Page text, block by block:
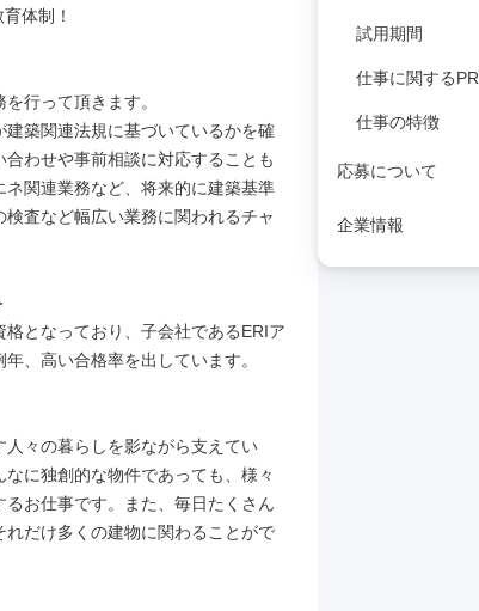
体制！
行って頂きます。
築関連法規に基づいているかを確
わせや事前相談に対応することも
関連業務など、将来的に建築基準
査など幅広い業務に関われるチャ
となっており、子会社であるERIア
、高い合格率を出しています。
々の暮らしを影ながら支えてい
に独創的な物件であっても、様々
お仕事です。また、毎日たくさん
だけ多くの建物に関わることがで
試用期間
仕事に関するPR
仕事の特徴
応募について
企業情報